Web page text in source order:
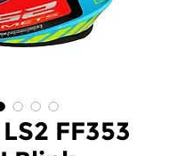
FF353